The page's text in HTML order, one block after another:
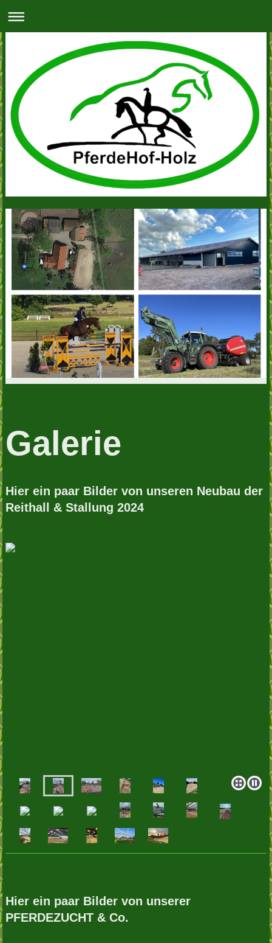
Galerie
Hier ein paar Bilder von unseren Neubau der
Reithall & Stallung 2024
Hier ein paar Bilder von unserer
PFERDEZUCHT & Co.